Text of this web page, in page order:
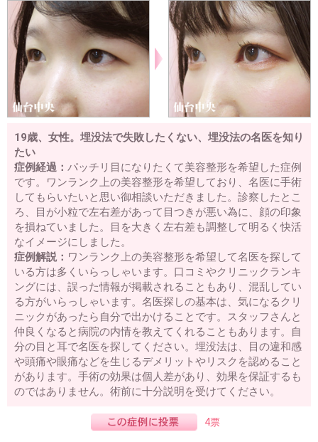
19歳、女性。埋没法で失敗したくない、埋没法の名医を知り
たい
症例経過： パッチリ目になりたくて美容整形を希望した症例
です。ワンランク上の美容整形を希望しており、名医に手術
してもらいたいと思い御相談いただきました。診察したとこ
ろ、目が小粒で左右差があって目つきが悪い為に、顔の印象
を損ねていました。目を大きく左右差も調整して明るく快活
なイメージにしました。
症例解説： ワンランク上の美容整形を希望して名医を探して
いる方は多くいらっしゃいます。口コミやクリニックランキ
ングには、誤った情報が掲載されることもあり、混乱してい
る方がいらっしゃいます。名医探しの基本は、気になるクリ
ニックがあったら自分で出かけることです。スタッフさんと
仲良くなると病院の内情を教えてくれることもあります。自
分の目と耳で名医を探してください。埋没法は、目の違和感
や頭痛や眼痛などを生じるデメリットやリスクを認めること
があります。手術の効果は個人差があり、効果を保証するも
のではありません。術前に十分説明を受けてください。
4票